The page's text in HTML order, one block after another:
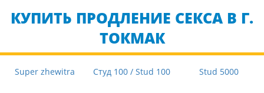
КУПИТЬ ПРОДЛЕНИЕ СЕКСА В Г.
ТОКМАК
Super zhewitra Студ 100 / Stud 100 Stud 5000